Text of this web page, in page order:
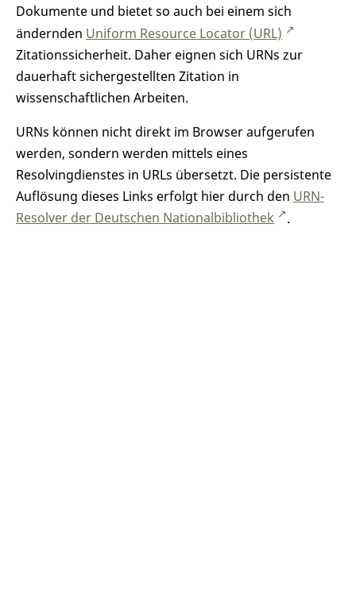
Dokumente und bietet so auch bei einem sich
ändernden Uniform Resource Locator (URL)
Zitationssicherheit. Daher eignen sich URNs zur
dauerhaft sichergestellten Zitation in
wissenschaftlichen Arbeiten.
URNs können nicht direkt im Browser aufgerufen
werden, sondern werden mittels eines
Resolvingdienstes in URLs übersetzt. Die persistente
Auflösung dieses Links erfolgt hier durch den URN-
Resolver der Deutschen Nationalbibliothek
.